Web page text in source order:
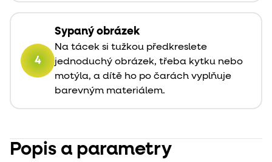
4
Sypaný obrázek
Na tácek si tužkou předkreslete
jednoduchý obrázek, třeba kytku nebo
motýla, a dítě ho po čarách vyplňuje
barevným materiálem.
Popis a parametry